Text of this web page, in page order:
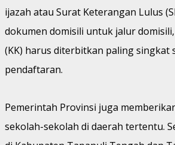
ijazah atau Surat Keterangan Lulus
dokumen domisili untuk jalur
(KK) harus diterbitkan paling singkat
pendaftaran.
Pemerintah Provinsi juga
sekolah-sekolah di daerah tertentu.